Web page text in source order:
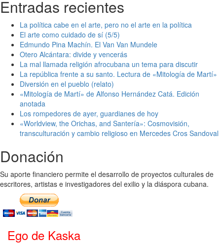
Entradas recientes
La política cabe en el arte, pero no el arte en la política
El arte como cuidado de sí (5/5)
Edmundo Pina Machín. El Van Van Mundele
Otero Alcántara: divide y vencerás
La mal llamada religión afrocubana un tema para discutir
La república frente a su santo. Lectura de «Mitología de Martí»
Diversión en el pueblo (relato)
«Mitología de Martí» de Alfonso Hernández Catá. Edición
anotada
Los rompedores de ayer, guardianes de hoy
«Worldview, the Orichas, and Santería»: Cosmovisión,
transculturación y cambio religioso en Mercedes Cros Sandoval
Donación
Su aporte financiero permite el desarrollo de proyectos culturales de
escritores, artistas e investigadores del exilio y la diáspora cubana.
Ego de Kaska